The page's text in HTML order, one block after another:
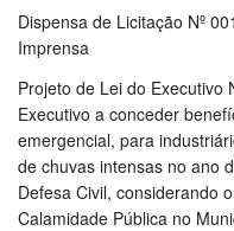
Dispensa de Licitação Nº
Imprensa
Projeto de Lei do Executivo
Executivo a conceder
emergencial, para
de chuvas intensas no ano
Defesa Civil, considerando
Calamidade Pública no